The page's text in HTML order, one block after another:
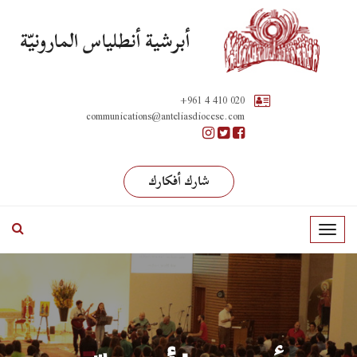
أبرشية أنطلياس المارونيّة
+961 4 410 020
communications@anteliasdiocese.com
شارك أفكارك
T
o
g
l
e
n